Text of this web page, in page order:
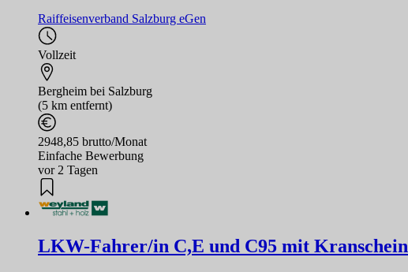
Raiffeisenverband Salzburg eGen
Vollzeit
Bergheim bei Salzburg
(5 km entfernt)
2948,85 brutto/Monat
Einfache Bewerbung
vor 2 Tagen
LKW-Fahrer/in C,E und C95 mit